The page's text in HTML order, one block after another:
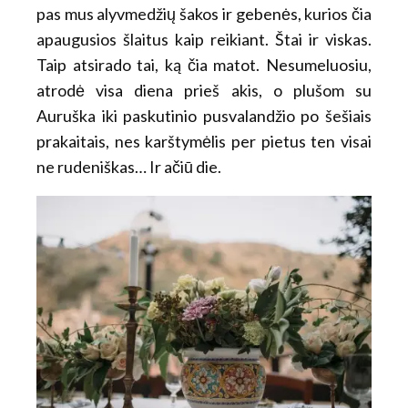
pas mus alyvmedžių šakos ir gebenės, kurios čia
apaugusios šlaitus kaip reikiant. Štai ir viskas.
Taip atsirado tai, ką čia matot. Nesumeluosiu,
atrodė visa diena prieš akis, o plušom su
Auruška iki paskutinio pusvalandžio po šešiais
prakaitais, nes karštymėlis per pietus ten visai
ne rudeniškas… Ir ačiū die.